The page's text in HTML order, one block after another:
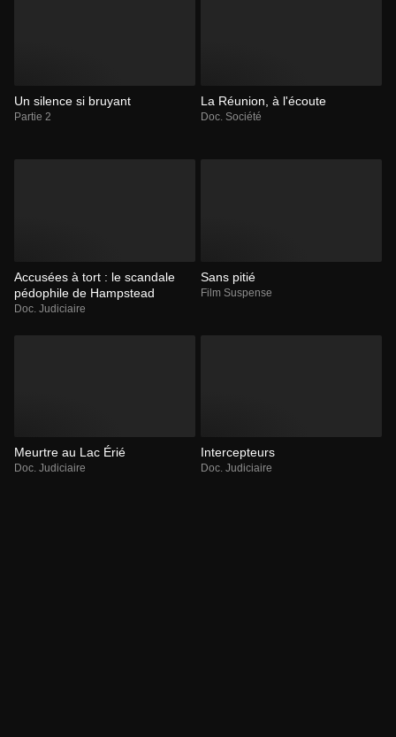
Un silence si bruyant
Partie 2
La Réunion, à l'écoute
Doc. Société
Accusées à tort : le scandale
pédophile de Hampstead
Doc. Judiciaire
Sans pitié
Film Suspense
Meurtre au Lac Érié
Doc. Judiciaire
Intercepteurs
Doc. Judiciaire